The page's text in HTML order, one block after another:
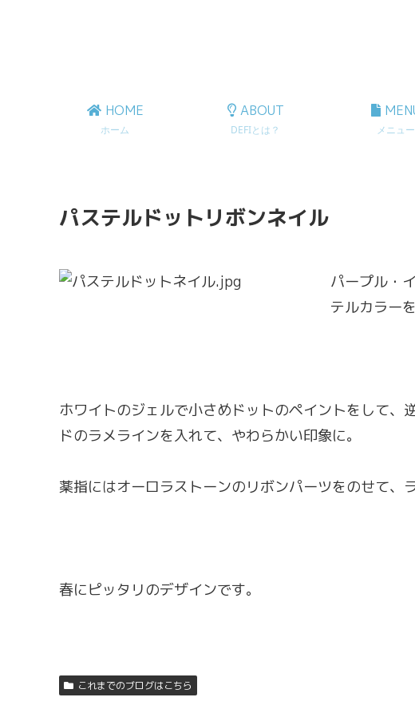
HOME
ホーム
ABOUT
DEFIとは？ メニュー
パステルドットリボンネイル
パープル・
テルカラー
ホワイトのジェルで小さめドットのペイントをして、
ドのラメラインを入れて、やわらかい印象に。
薬指にはオーロラストーンのリボンパーツをのせて、
春にピッタリのデザインです。
これまでのブログはこちら